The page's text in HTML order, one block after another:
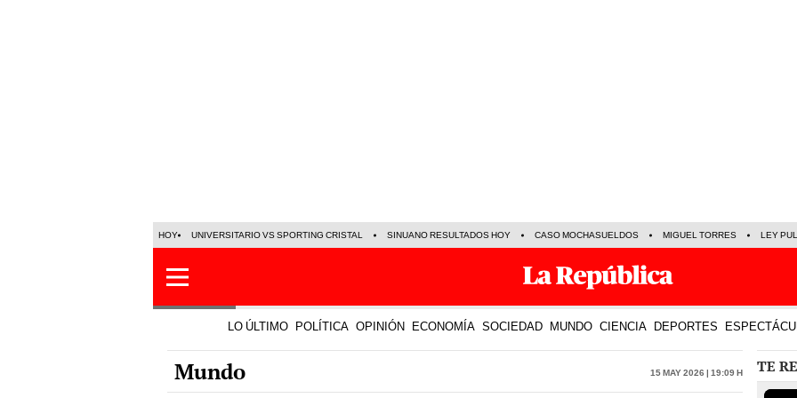
HOY UNIVERSITARIO VS SPORTING CRISTAL SINUANO RESULTADOS HOY CASO MOCHASUELDOS MIGUEL TORRES LEY
LO ÚLTIMO POLÍTICA OPINIÓN ECONOMÍA SOCIEDAD MUNDO CIENCIA DEPORTES
Mundo 15 May 2026 | 19:09 h TE